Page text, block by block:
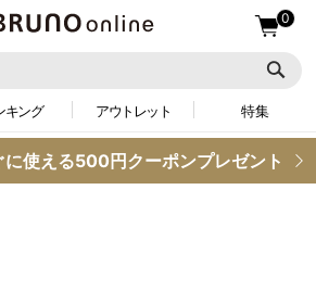
0
キング アウトレット 特集
に使える500円クーポンプレゼント